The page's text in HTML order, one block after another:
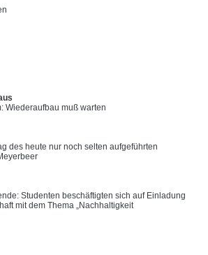
Wiederaufbau muß warten
des heute nur noch selten aufgeführten
Studenten beschäftigten sich auf Einladung
mit dem Thema „Nachhaltigkeit